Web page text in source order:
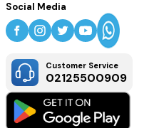
Social Media
Customer Service
02125500909